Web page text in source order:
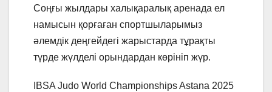
Соңғы жылдары халықаралық аренада ел
намысын қорғаған спортшыларымыз
әлемдік деңгейдегі жарыстарда тұрақты
түрде жүлделі орындардан көрініп жүр.
IBSA Judo World Championships Astana 2025